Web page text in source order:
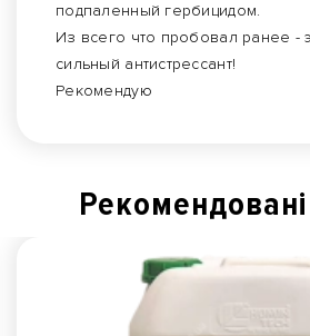
подпаленный гербицидом.
Из всего что пробовал ранее -
сильный антистрессант!
Рекомендую